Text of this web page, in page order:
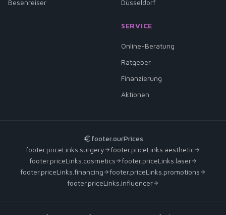
Besenreiser
Düsseldorf
SERVICE
Online-Beratung
Ratgeber
Finanzierung
Aktionen
footer.ourPrices
footer.priceLinks.surgery
footer.priceLinks.aesthetic
footer.priceLinks.cosmetics
footer.priceLinks.laser
footer.priceLinks.financing
footer.priceLinks.promotions
footer.priceLinks.influencer